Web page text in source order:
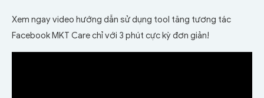
Xem ngay video hướng dẫn sử dụng tool tăng tương tác
Facebook MKT Care chỉ với 3 phút cực kỳ đơn giản!